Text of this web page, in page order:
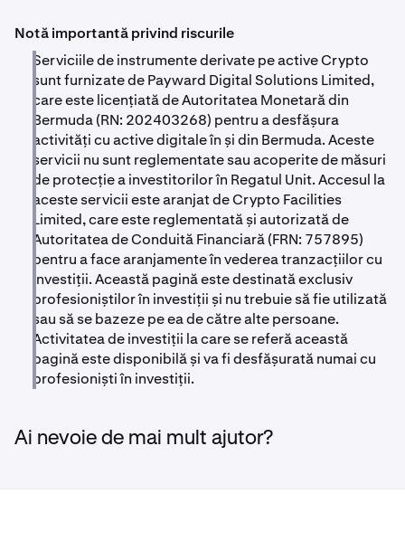
le tranzacționeze.
automat către alte burse sau jurisdicții. Fiecare instituție
financiară și regim de reglementare are propriile reguli
de clasificare. Este posibil să fie necesar să repetați
procesul dacă solicitați un statut profesional similar în
altă parte.
Notă importantă privind riscurile
Serviciile de instrumente derivate pe active Crypto
sunt furnizate de Payward Digital Solutions Limited,
care este licențiată de Autoritatea Monetară din
Bermuda (RN: 202403268) pentru a desfășura
activități cu active digitale în și din Bermuda. Aceste
servicii nu sunt reglementate sau acoperite de măsuri
de protecție a investitorilor în Regatul Unit. Accesul la
aceste servicii este aranjat de Crypto Facilities
Limited, care este reglementată și autorizată de
Autoritatea de Conduită Financiară (FRN: 757895)
pentru a face aranjamente în vederea tranzacțiilor cu
investiții. Această pagină este destinată exclusiv
profesioniștilor în investiții și nu trebuie să fie utilizată
sau să se bazeze pe ea de către alte persoane.
Activitatea de investiții la care se referă această
pagină este disponibilă și va fi desfășurată numai cu
profesioniști în investiții.
Ai nevoie de mai mult ajutor?